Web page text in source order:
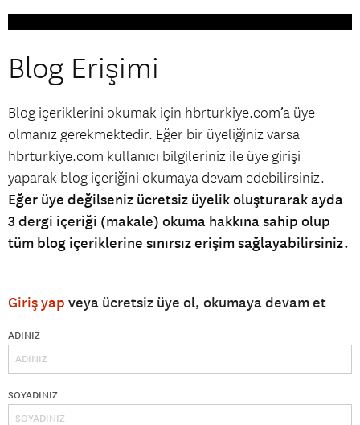
Blog Erişimi
Blog içeriklerini okumak için hbrturkiye.com’a üye
olmanız gerekmektedir. Eğer bir üyeliğiniz varsa
hbrturkiye.com kullanıcı bilgileriniz ile üye girişi
yaparak blog içeriğini okumaya devam edebilirsiniz.
Eğer üye değilseniz ücretsiz üyelik oluşturarak ayda
3 dergi içeriği (makale) okuma hakkına sahip olup
tüm blog içeriklerine sınırsız erişim sağlayabilirsiniz.
Giriş yap veya ücretsiz üye ol, okumaya devam et
ADINIZ
SOYADINIZ